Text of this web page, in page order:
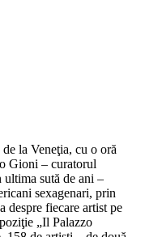
la Veneţia, cu o oră
Gioni – curatorul
ultima sută de ani –
sexagenari, prin
despre fiecare artist pe
„Il Palazzo